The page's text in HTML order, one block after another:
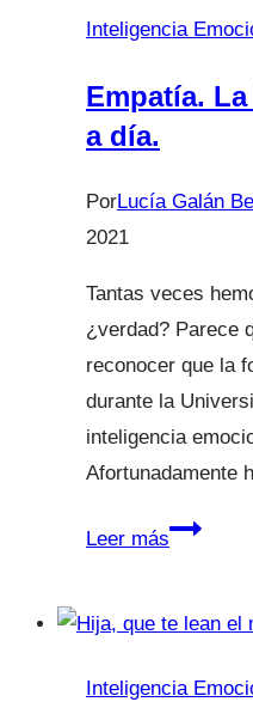
Inteligencia
Empatía.
a día.
PorLucía Galán
2021
Tantas veces
¿verdad? Parece
reconocer que la
durante la
inteligencia
Afortunadamente
Leer másEmpatía.
de
Inteligencia